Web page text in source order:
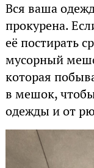
Вся ваша
прокурена.
её постирать
мусорный
которая
в мешок, чтобы
одежды и от